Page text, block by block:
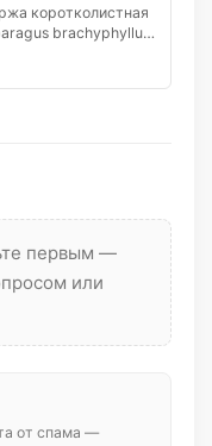
коротколистная
brachyphyllus)
первым —
или
от спама —